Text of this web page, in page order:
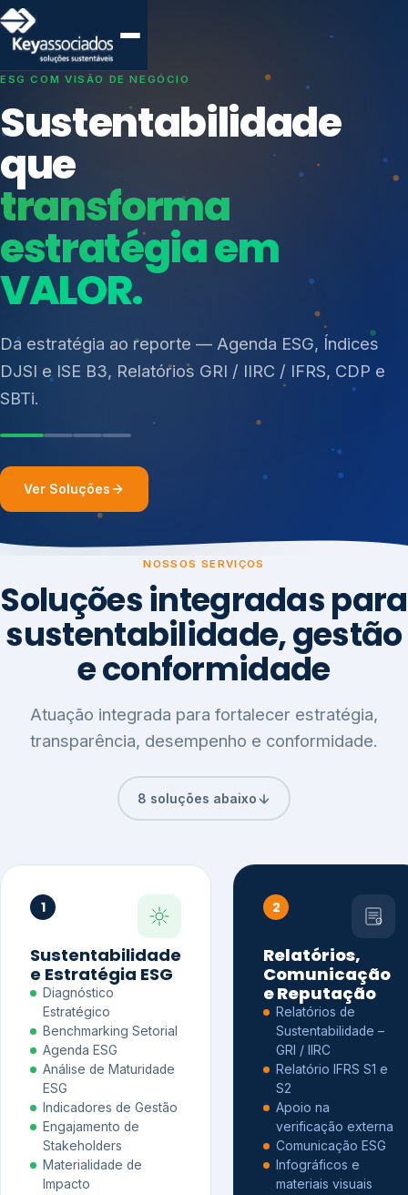
SISTEMAS DE GESTÃO OTIMIZADOS E INTEGRADOS
Conformidade que
protege seu
negócio.
Consultoria, auditoria e treinamentos em ISO 27001,
ISO 27701, ISO 42001, ISO 37001, ISO 9001, ISO
14001, ISO 45001, ONA e PNQ — Gestão de
resíduos sólidos (PGRS/PMGRS).
Índices de Mercado
Mudanças Climáticas
Reputação e Cadeia
Reporte Regulatório
Ver Soluções
NOSSOS SERVIÇOS
Soluções integradas para
sustentabilidade, gestão
e conformidade
Atuação integrada para fortalecer estratégia,
transparência, desempenho e conformidade.
8 soluções abaixo
1
Sustentabilidade
e Estratégia ESG
Diagnóstico
Estratégico
Benchmarking Setorial
Agenda ESG
Análise de Maturidade
ESG
Indicadores de Gestão
Engajamento de
Stakeholders
Materialidade de
Impacto
2
Relatórios,
Comunicação
e Reputação
Relatórios de
Sustentabilidade –
GRI / IIRC
Relatório IFRS S1 e
S2
Apoio na
verificação externa
Comunicação ESG
Infográficos e
materiais visuais